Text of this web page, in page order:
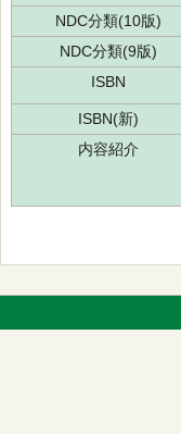
NDC分類(10版)
NDC分類(9版)
ISBN
ISBN(新)
内容紹介